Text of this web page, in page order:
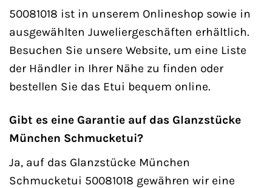
50081018 ist in unserem Onlineshop sowie in
ausgewählten Juweliergeschäften erhältlich.
Besuchen Sie unsere Website, um eine Liste
der Händler in Ihrer Nähe zu finden oder
bestellen Sie das Etui bequem online.
Gibt es eine Garantie auf das Glanzstücke
München Schmucketui?
Ja, auf das Glanzstücke München
Schmucketui 50081018 gewähren wir eine